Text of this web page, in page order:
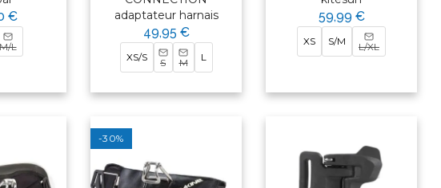
€
L
adaptateur harnais
49,95 €
XS/S S M L
59,99 €
XS S/M L/XL
-30%